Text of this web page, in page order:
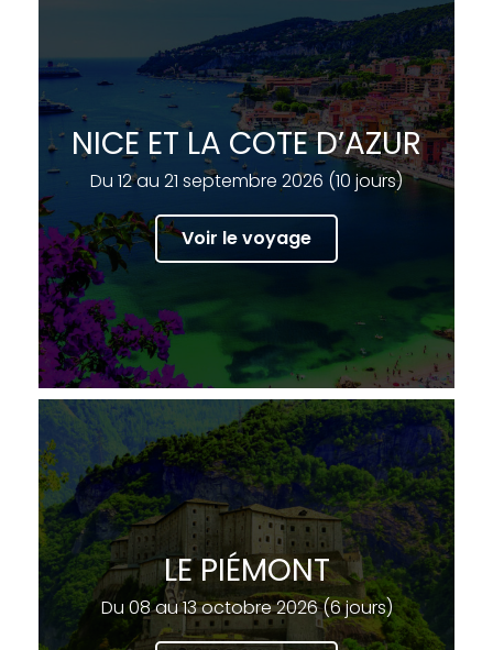
NICE ET LA COTE D’AZUR
Du 12 au 21 septembre 2026 (10 jours)
Voir le voyage
LE PIÉMONT
Du 08 au 13 octobre 2026 (6 jours)